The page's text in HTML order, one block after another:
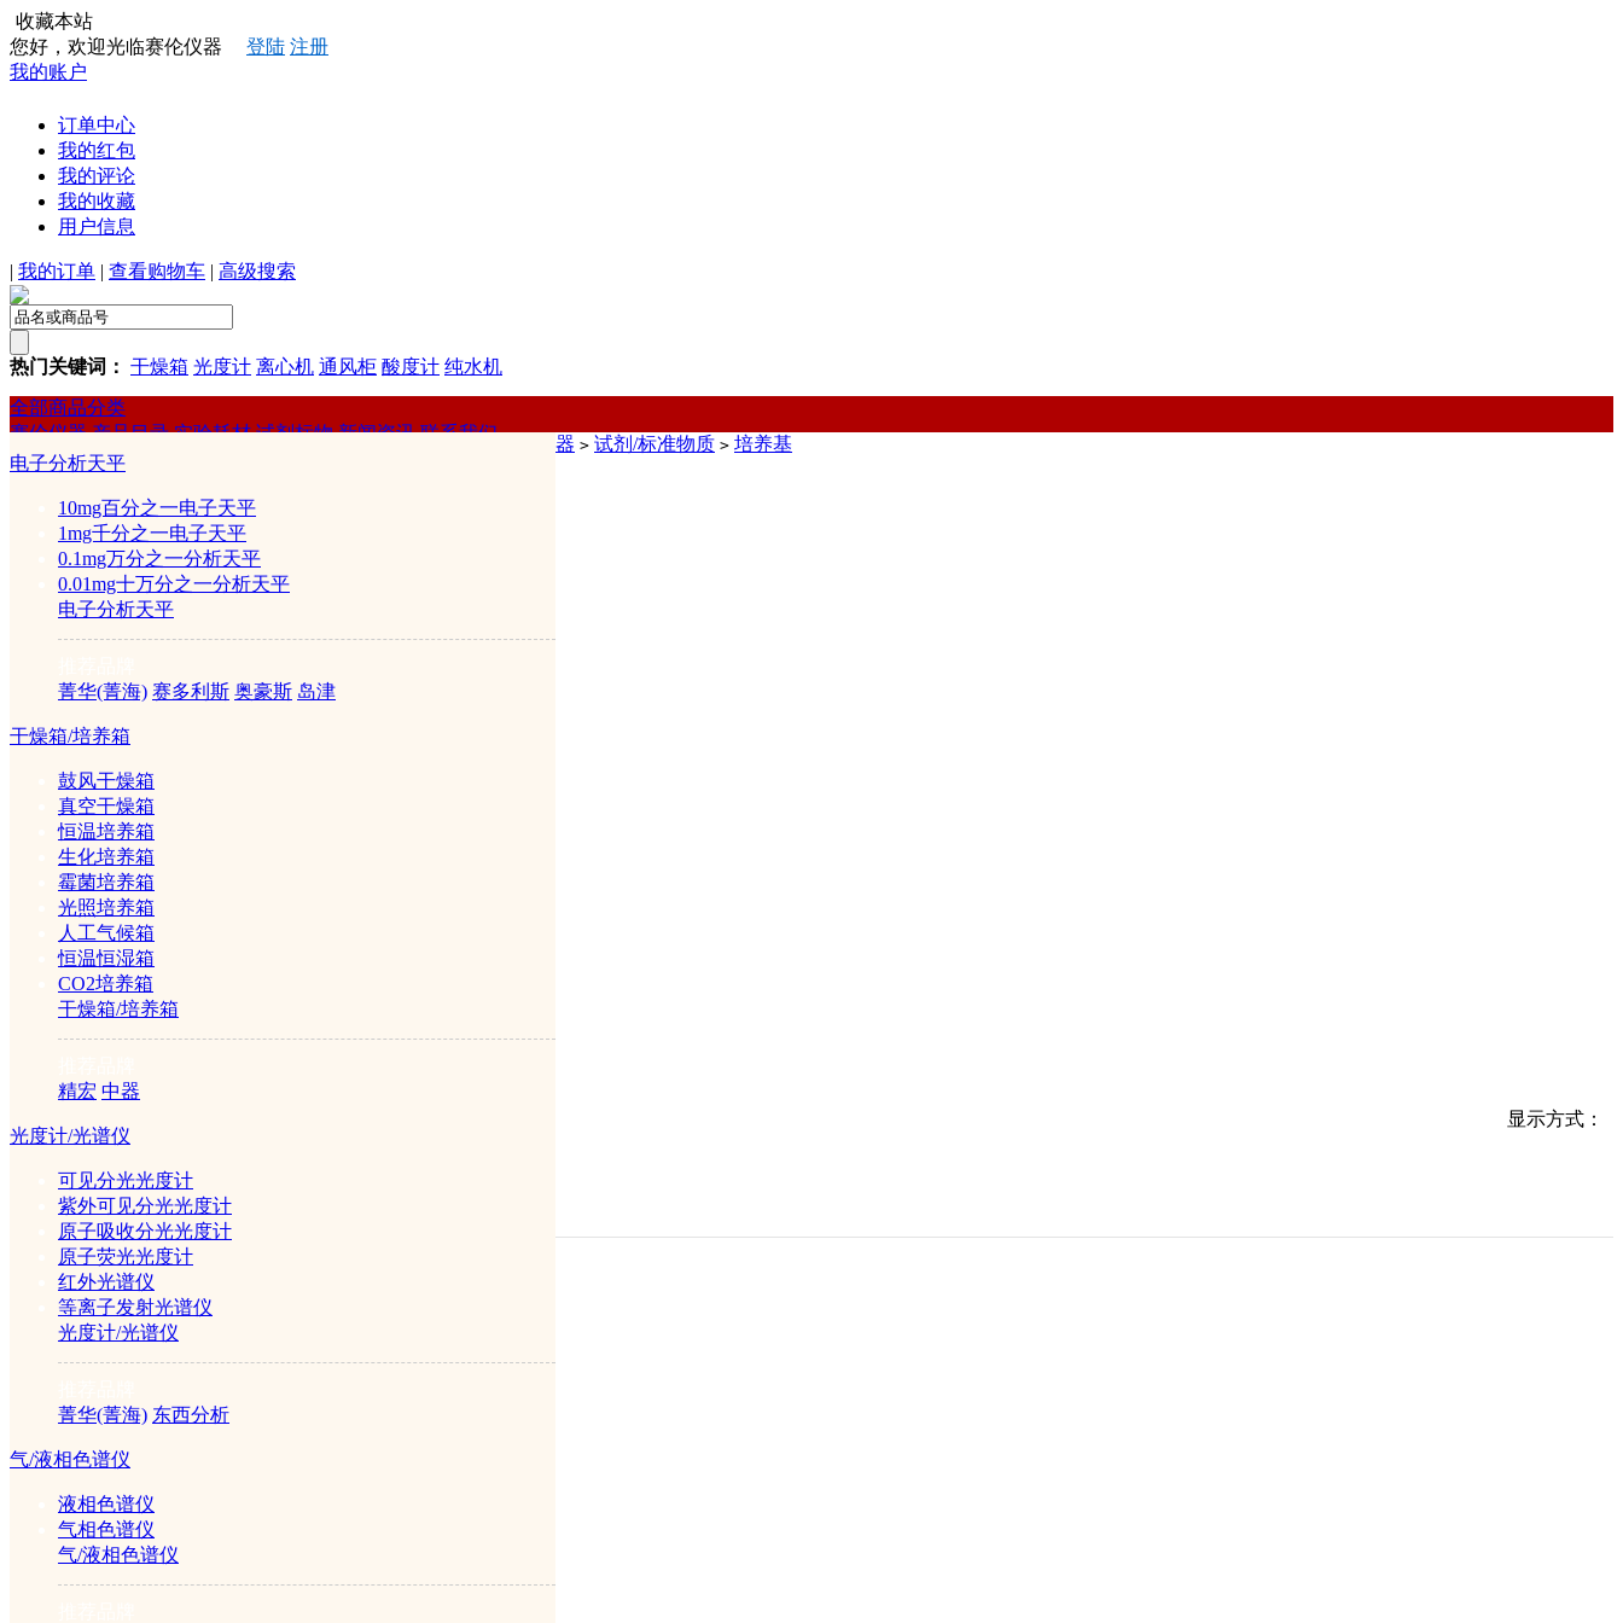
收藏本站
您好，欢迎光临赛伦仪器
登陆 注册
我的账户
订单中心
我的红包
我的评论
我的收藏
用户信息
| 我的订单 | 查看购物车 | 高级搜索
热门关键词： 干燥箱 光度计 离心机 通风柜 酸度计 纯水机
全部商品分类
电子分析天平
10mg百分之一电子天平
1mg千分之一电子天平
0.1mg万分之一分析天平
0.01mg十万分之一分析天平
电子分析天平
菁华(菁海) 赛多利斯 奥豪斯 岛津
干燥箱/培养箱
鼓风干燥箱
真空干燥箱
恒温培养箱
生化培养箱
霉菌培养箱
光照培养箱
人工气候箱
恒温恒湿箱
CO2培养箱
干燥箱/培养箱
精宏 中器
光度计/光谱仪
可见分光光度计
紫外可见分光光度计
原子吸收分光光度计
原子荧光光度计
红外光谱仪
等离子发射光谱仪
光度计/光谱仪
菁华(菁海) 东西分析
气/液相色谱仪
液相色谱仪
气相色谱仪
气/液相色谱仪
赛伦仪器产品目录 实验耗材 试剂标物 新闻资讯 联系我们
赛伦仪器 > 试剂/标准物质 > 培养基
试剂/标准物质
试剂盒
水质检测试剂盒
免疫亲和柱
标准品
霉菌毒素标准品
培养基
显示方式：
公司简介|产品目录|仪器学堂
©2005-2026 赛伦仪器sailun17.com 版权所有
ICP备案证书号:京ICP备14049218号